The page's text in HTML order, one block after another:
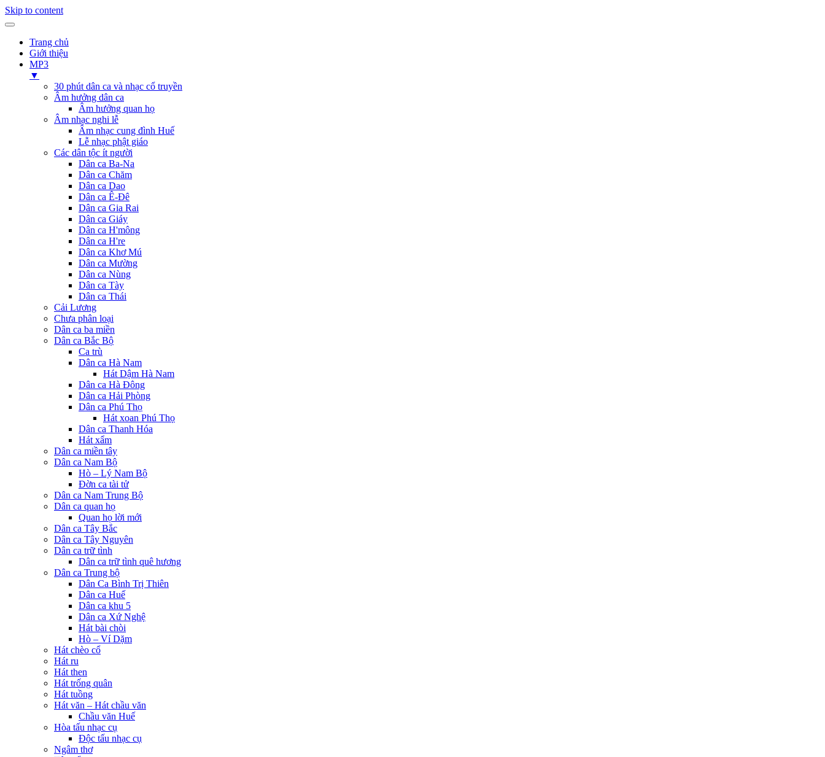
Skip to content
Trang chủ
Giới thiệu
MP3
▼
30 phút dân ca và nhạc cổ truyền
Âm hưởng dân ca
Âm hưởng quan họ
Âm nhạc nghi lễ
Âm nhạc cung đình Huế
Lễ nhạc phật giáo
Các dân tộc ít người
Dân ca Ba-Na
Dân ca Chăm
Dân ca Dao
Dân ca Ê-Đê
Dân ca Gia Rai
Dân ca Giáy
Dân ca H'mông
Dân ca H're
Dân ca Khơ Mú
Dân ca Mường
Dân ca Nùng
Dân ca Tày
Dân ca Thái
Cải Lương
Chưa phân loại
Dân ca ba miền
Dân ca Bắc Bộ
Ca trù
Dân ca Hà Nam
Hát Dậm Hà Nam
Dân ca Hà Đông
Dân ca Hải Phòng
Dân ca Phú Thọ
Hát xoan Phú Thọ
Dân ca Thanh Hóa
Hát xẩm
Dân ca miền tây
Dân ca Nam Bộ
Hò – Lý Nam Bộ
Đờn ca tài tử
Dân ca Nam Trung Bộ
Dân ca quan họ
Quan họ lời mới
Dân ca Tây Bắc
Dân ca Tây Nguyên
Dân ca trữ tình
Dân ca trữ tình quê hương
Dân ca Trung bộ
Dân Ca Bình Trị Thiên
Dân ca Huế
Dân ca khu 5
Dân ca Xứ Nghệ
Hát bài chòi
Hò – Ví Dặm
Hát chèo cổ
Hát ru
Hát then
Hát trống quân
Hát tuồng
Hát văn – Hát chầu văn
Chầu văn Huế
Hòa tấu nhạc cụ
Độc tấu nhạc cụ
Ngâm thơ